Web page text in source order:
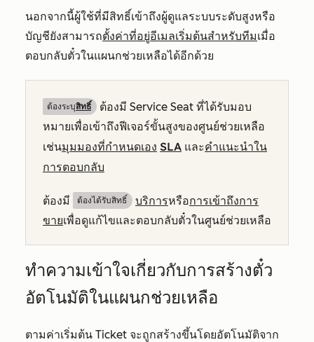
นอกจากนี้ผู้ใช้ที่มีสิทธิ์เข้าถึงผู้ดูแลระบบระดับสูงหรือ
บัญชียังสามารถตั้งค่าที่อยู่อีเมลเริ่มต้นสำหรับทีมเมื่อ
ตอบกลับตั๋วในแผนกช่วยเหลือได้อีกด้วย
ต้องระบุสิทธิ์
ต้องมี Service Seat ที่ได้รับมอบ
หมายเพื่อเข้าถึงฟีเจอร์ขั้นสูงของศูนย์ช่วยเหลือ
เช่นมุมมองที่กำหนดเอง SLA และคำแนะนำใน
การตอบกลับ
ต้องมี ต้องได้รับสิทธิ์​ บริการหรือการเข้าถึงการ
ขายเพื่อดูแก้ไขและตอบกลับตั๋วในศูนย์ช่วยเหลือ
ทำความเข้าใจเกี่ยวกับการสร้างตั๋ว
อัตโนมัติในแผนกช่วยเหลือ
ตามค่าเริ่มต้น Ticket จะถูกสร้างขึ้นโดยอัตโนมัติจาก